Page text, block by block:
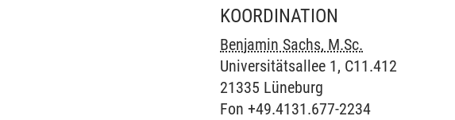
KOORDINATION
Benjamin Sachs, M.Sc.
Universitätsallee 1, C11.412
21335 Lüneburg
Fon +49.4131.677-2234